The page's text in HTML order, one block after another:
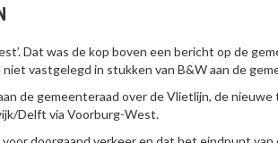
Dat was de kop boven een bericht op de
vastgelegd in stukken van B&W aan de
de gemeenteraad over de Vlietlijn, de nieuwe
Delft via Voorburg-West.